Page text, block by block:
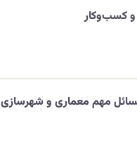
کسب‌وکار
مهم معماری و شهرسازی